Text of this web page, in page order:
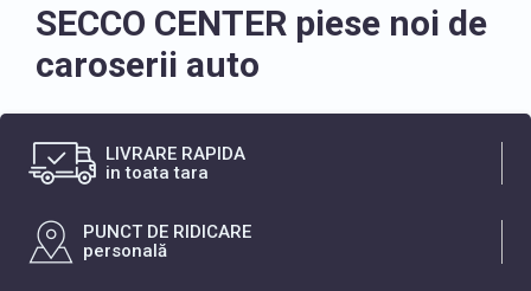
SECCO CENTER piese noi de
caroserii auto
LIVRARE RAPIDA
in toata tara
PUNCT DE RIDICARE
personală